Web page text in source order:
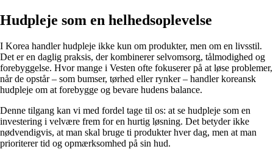
Hudpleje som en helhedsoplevelse
I Korea handler hudpleje ikke kun om produkter, men om en livsstil.
Det er en daglig praksis, der kombinerer selvomsorg, tålmodighed og
forebyggelse. Hvor mange i Vesten ofte fokuserer på at løse problemer,
når de opstår – som bumser, tørhed eller rynker – handler koreansk
hudpleje om at forebygge og bevare hudens balance.
Denne tilgang kan vi med fordel tage til os: at se hudpleje som en
investering i velvære frem for en hurtig løsning. Det betyder ikke
nødvendigvis, at man skal bruge ti produkter hver dag, men at man
prioriterer tid og opmærksomhed på sin hud.